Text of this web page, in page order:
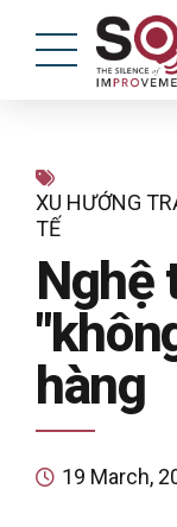
XU HƯỚNG
TẾ
Nghệ
hàng
19 March,